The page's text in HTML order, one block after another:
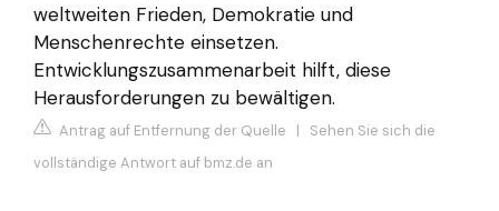
weltweiten Frieden, Demokratie und
Menschenrechte einsetzen.
Entwicklungszusammenarbeit hilft, diese
Herausforderungen zu bewältigen.
Antrag auf Entfernung der Quelle | Sehen Sie sich die
vollständige Antwort auf bmz.de an